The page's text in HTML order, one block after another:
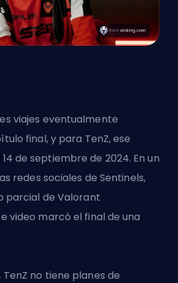
viajes eventualmente
final, y para TenZ, ese
14 de septiembre de 2024. En un
redes sociales de Sentinels,
parcial de Valorant
video marcó el final de una
no tiene planes de